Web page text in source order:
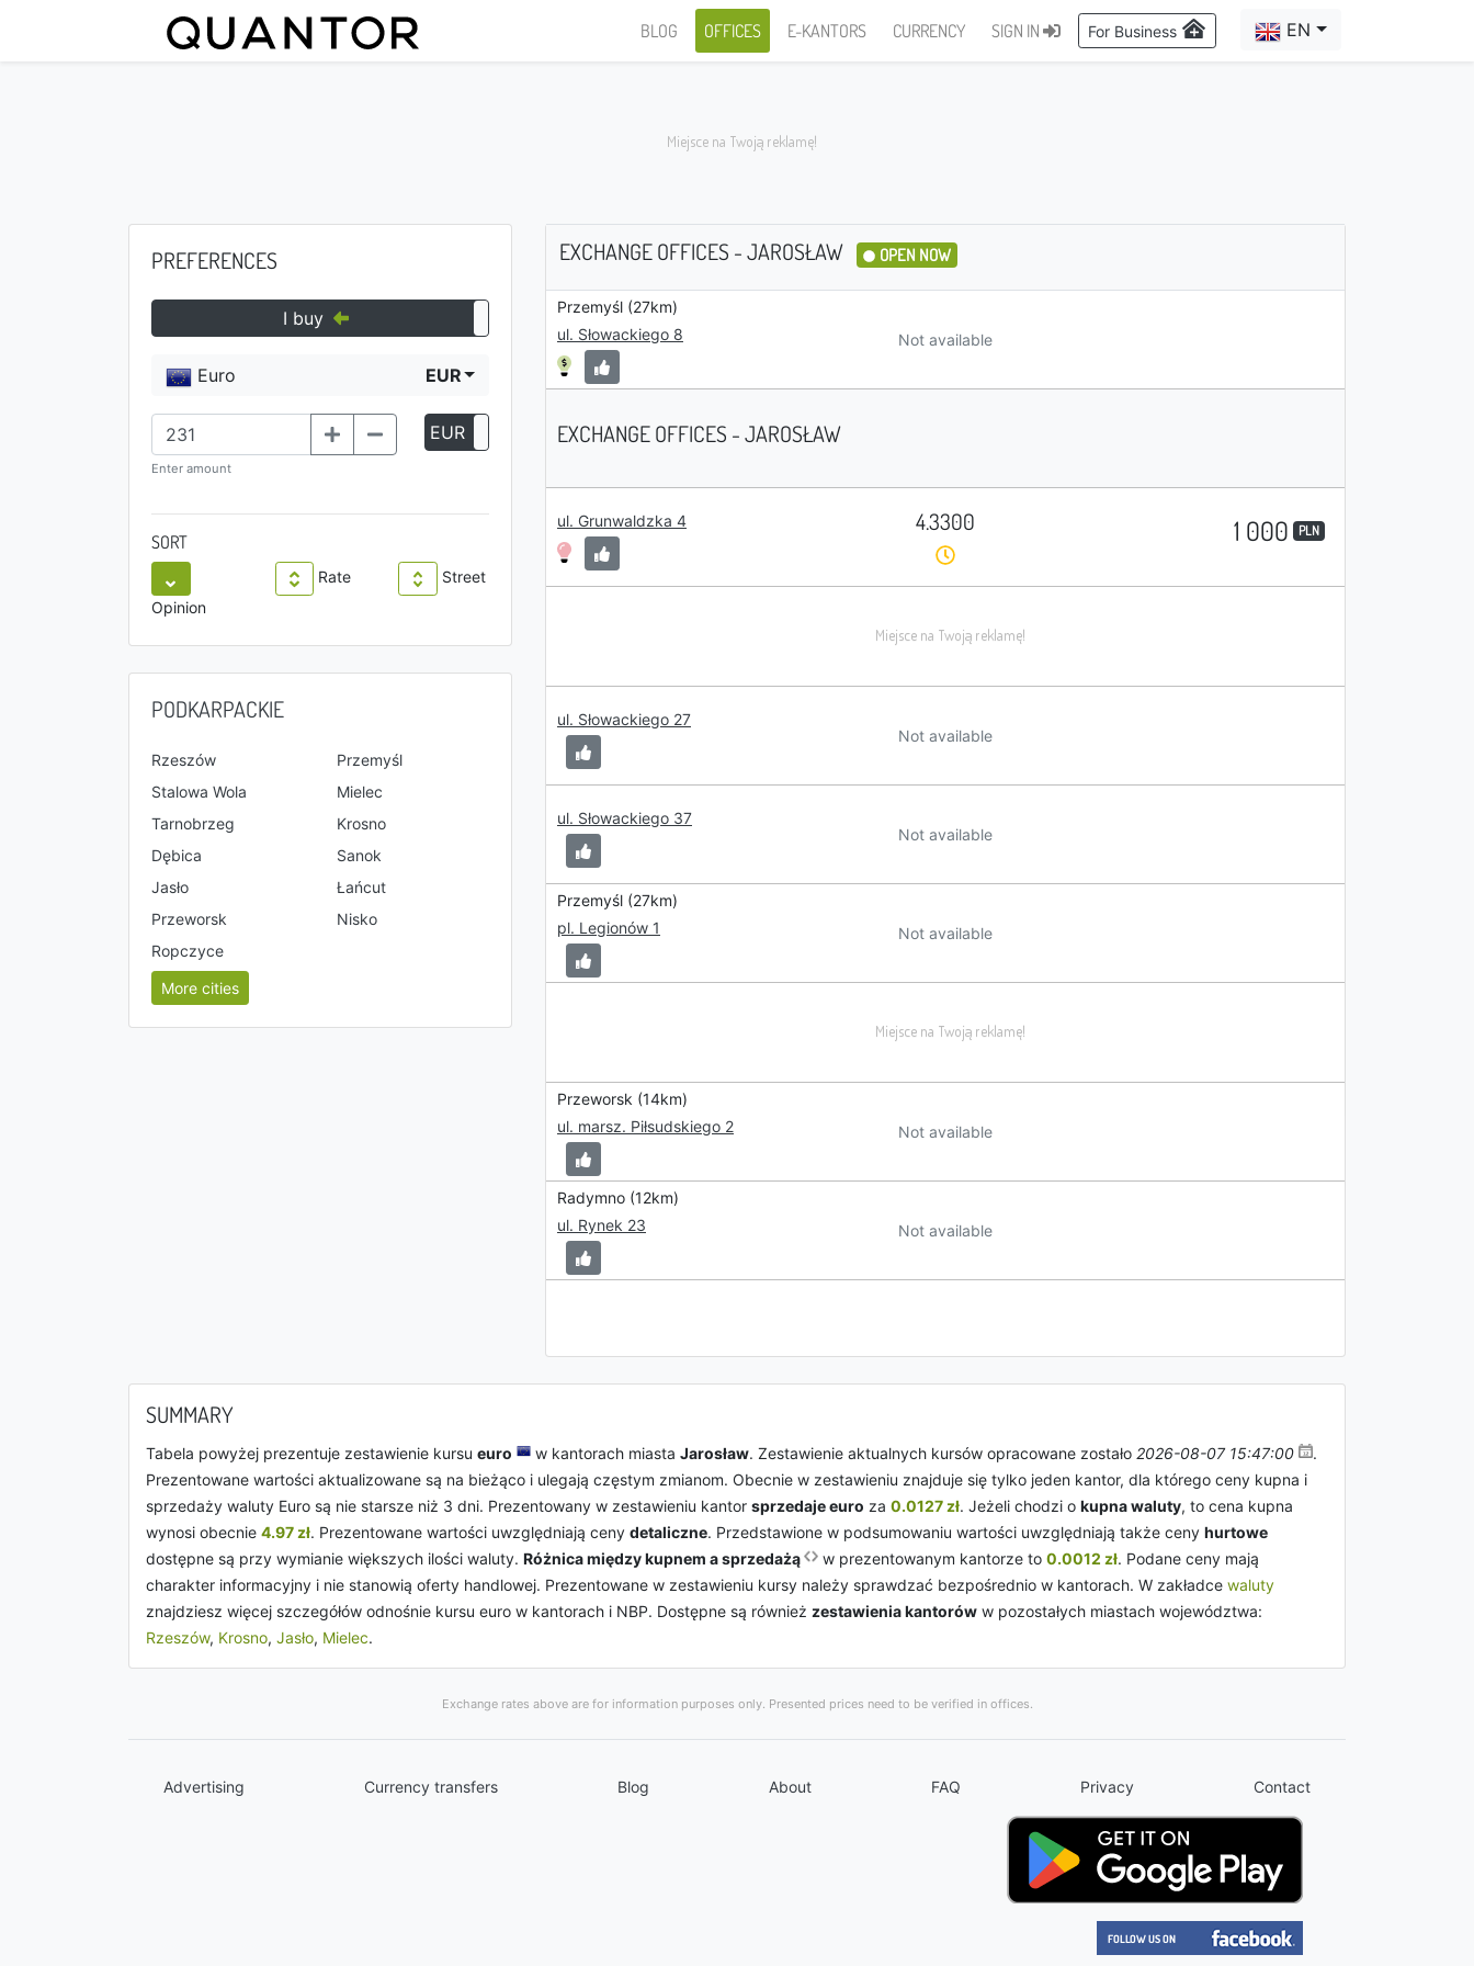
BLOG OFFICES E-KANTORS CURRENCY SIGN IN For Business EN
PREFERENCES
I buy I sell
Euro EUR
Enter amount
EUR
SORT
Opinion
Rate Street
PODKARPACKIE
Rzeszów
Przemyśl
Stalowa Wola
Mielec
Tarnobrzeg
Krosno
Dębica
Sanok
Jasło
Łańcut
Przeworsk
Nisko
Ropczyce
More cities
EXCHANGE OFFICES - JAROSŁAW OPEN NOW
Przemyśl (27km)
ul. Słowackiego 8
Not available
EXCHANGE OFFICES - JAROSŁAW
ul. Grunwaldzka 4 4.3300 1 000 PLN
ul. Słowackiego 27
Not available
ul. Słowackiego 37
Not available
Przemyśl (27km)
pl. Legionów 1
Not available
Przeworsk (14km)
ul. marsz. Piłsudskiego 2
Not available
Radymno (12km)
ul. Rynek 23
Not available
SUMMARY
Tabela powyżej prezentuje zestawienie kursu euro w kantorach miasta Jarosław. Zestawienie aktualnych kursów opracowane zostało 2026-08-07 15:47:00
.
Prezentowane wartości aktualizowane są na bieżąco i ulegają częstym zmianom. Obecnie w zestawieniu znajduje się tylko jeden kantor, dla którego ceny kupna i
sprzedaży waluty Euro są nie starsze niż 3 dni. Prezentowany w zestawieniu kantor sprzedaje euro za 0.0127 zł. Jeżeli chodzi o kupna waluty, to cena kupna
wynosi obecnie 4.97 zł. Prezentowane wartości uwzględniają ceny detaliczne. Przedstawione w podsumowaniu wartości uwzględniają także ceny hurtowe
dostępne są przy wymianie większych ilości waluty. Różnica między kupnem a sprzedażą w prezentowanym kantorze to 0.0012 zł. Podane ceny mają
charakter informacyjny i nie stanowią oferty handlowej. Prezentowane w zestawieniu kursy należy sprawdzać bezpośrednio w kantorach. W zakładce waluty
znajdziesz więcej szczegółów odnośnie kursu euro w kantorach i NBP. Dostępne są również zestawienia kantorów w pozostałych miastach województwa:
Rzeszów, Krosno, Jasło, Mielec.
Exchange rates above are for information purposes only. Presented prices need to be verified in offices.
Advertising Currency transfers Blog About FAQ Privacy Contact